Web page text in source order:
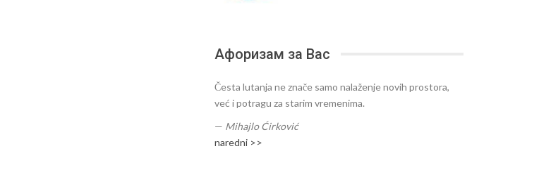
Афоризам за Вас
Česta lutanja ne znače samo nalaženje novih prostora,
već i potragu za starim vremenima.
— Mihajlo Ćirković
naredni >>